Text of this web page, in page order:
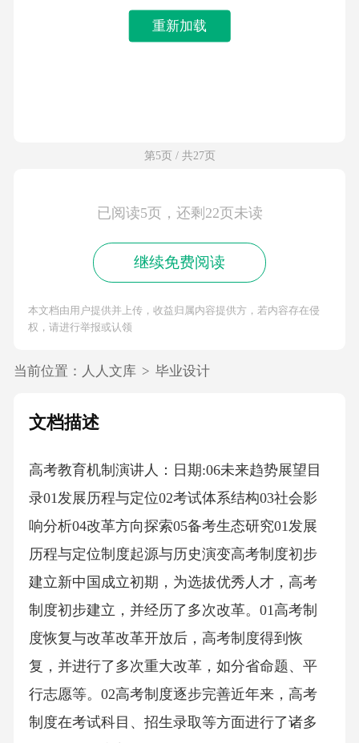
重新加载
第5页 / 共27页
已阅读5页，还剩22页未读
继续免费阅读
本文档由用户提供并上传，收益归属内容提供方，若内容存在侵
权，请进行举报或认领
当前位置： 人人文库 > 毕业设计
文档描述
高考教育机制演讲人：日期:06未来趋势展望目
录01发展历程与定位02考试体系结构03社会影
响分析04改革方向探索05备考生态研究01发展
历程与定位制度起源与历史演变高考制度初步
建立新中国成立初期，为选拔优秀人才，高考
制度初步建立，并经历了多次改革。01高考制
度恢复与改革改革开放后，高考制度得到恢
复，并进行了多次重大改革，如分省命题、平
行志愿等。02高考制度逐步完善近年来，高考
制度在考试科目、招生录取等方面进行了诸多